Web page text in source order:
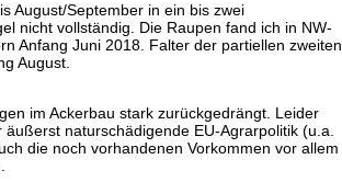
August/September in ein bis zwei
nicht vollständig. Die Raupen fand ich in NW-
Anfang Juni 2018. Falter der partiellen zweiten
August.
im Ackerbau stark zurückgedrängt. Leider
naturschädigende EU-Agrarpolitik (u.a.
die noch vorhandenen Vorkommen vor allem